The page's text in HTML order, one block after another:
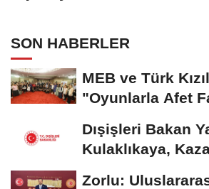
SON HABERLER
MEB ve Türk
"Oyunlarla Afet
Dışişleri Bakan
Kulaklıkaya,
Zorlu: